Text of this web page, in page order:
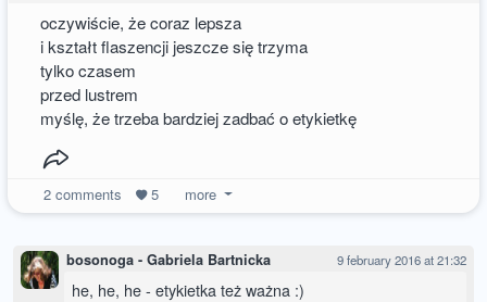
oczywiście, że coraz lepsza
i kształt flaszencji jeszcze się trzyma
tylko czasem
przed lustrem
myślę, że trzeba bardziej zadbać o etykietkę
2comments 5 more
bosonoga - Gabriela Bartnicka 9 february 2016 at 21:32
he, he, he - etykietka też ważna :)